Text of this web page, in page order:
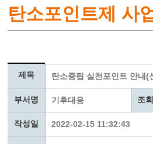
탄소포인트제 사
제목 탄소중립 실천포인트 안내(
부서명 기후대응 조
작성일 2022-02-15 11:32:43